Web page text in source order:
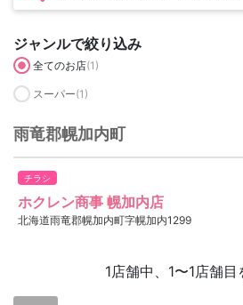
ジャンルで絞り込み
全てのお店(1)
スーパー(1)
雨竜郡幌加内町
チラシ
ホクレン商事 幌加内店
北海道雨竜郡幌加内町字幌加内1299
1店舗中、1〜1店舗目